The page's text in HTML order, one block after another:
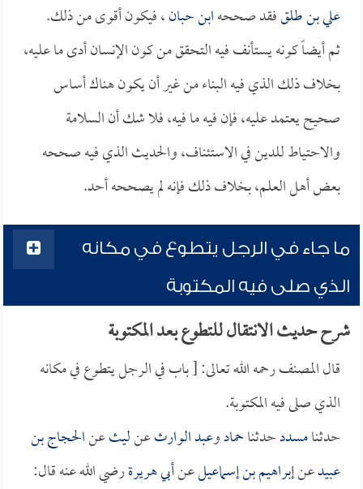
علي بن طلقفقد صححهابن حبان، فيكون أقوى من ذلك.
ثم أيضاً كونه يستأنف فيه التحقق من كون الإنسان أدى ما عليه،
بخلاف ذلك الذي فيه البناء من غير أن يكون هناك أساس
صحيح يعتمد عليه، فإن فيه ما فيه، فلا شك أن السلامة
والاحتياط للدين في الاستئناف، والحديث الذي فيه صححه
بعض أهل العلم، بخلاف ذلك فإنه لم يصححه أحد.
ما جاء في الرجل يتطوع في مكانه
الذي صلى فيه المكتوبة
شرح حديث الانتقال للتطوع بعد المكتوبة
قال المصنف رحمه الله تعالى: [ باب في الرجل يتطوع في مكانه
الذي صلى فيه المكتوبة.
حدثنامسددحدثناحمادوعبد الوارثعنليثعنالحجاج بن
عبيدعنإبراهيم بن إسماعيلعنأبي هريرةرضي الله عنه قال: